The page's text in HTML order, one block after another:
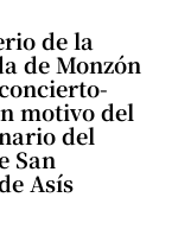
de la
de Monzón
motivo del
del
San
Asís